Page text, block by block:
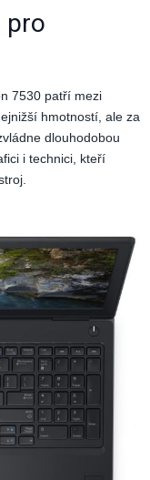
pro
7530 patří mezi
hmotností, ale za
dlouhodobou
i technici, kteří